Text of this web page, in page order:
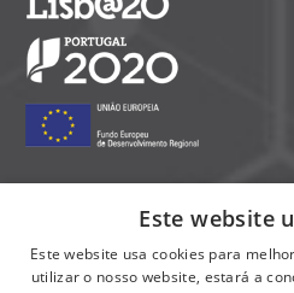
Este website
Este website usa cookies para
utilizar o nosso website, estará a